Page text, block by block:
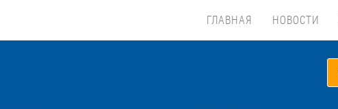
ГЛАВНАЯ НОВОСТИ